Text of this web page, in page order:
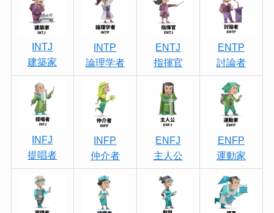
INTJ
建築家
INTP
論理学者
ENTJ
指揮官
ENTP
討論者
INFJ
提唱者
INFP
仲介者
ENFJ
主人公
ENFP
運動家